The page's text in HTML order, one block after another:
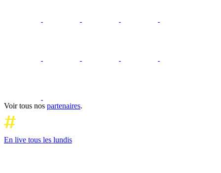
Voir tous nos partenaires.
En live tous les lundis